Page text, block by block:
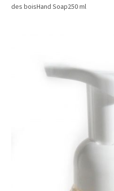
À propos/About
Commande/Checkout
Mon compte/My account
des boisHand Soap250 ml